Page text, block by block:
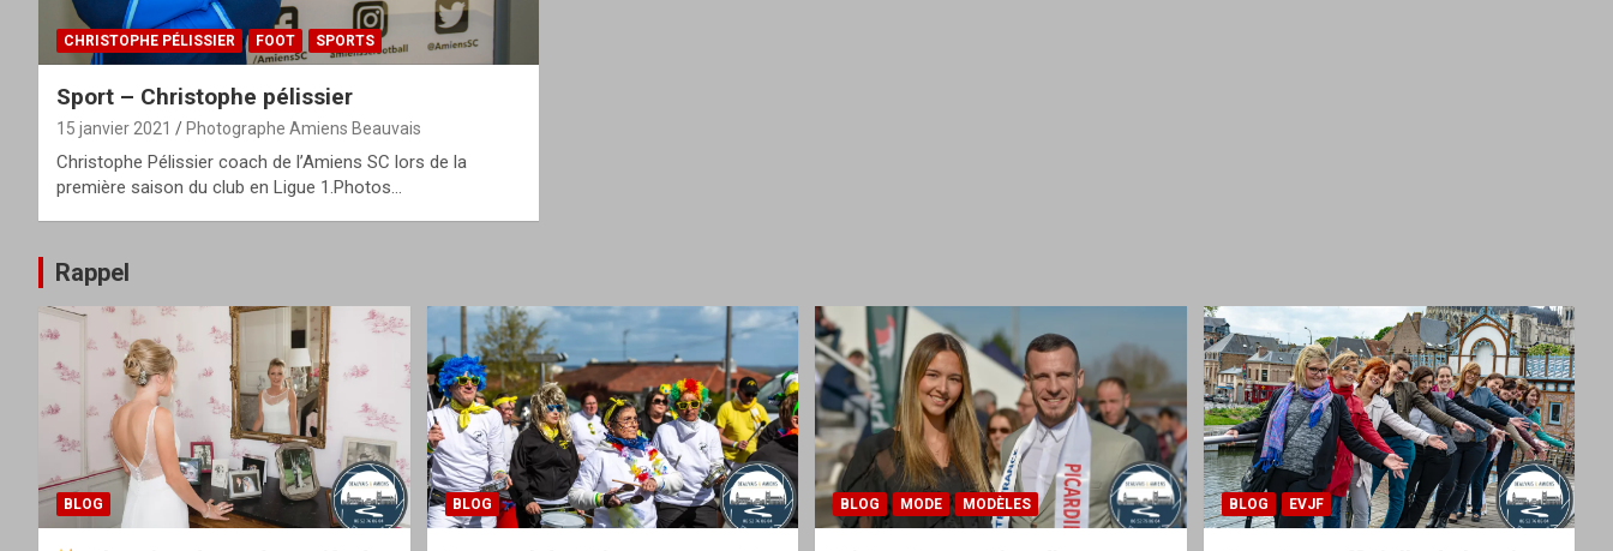
CHRISTOPHE PÉLISSIER FOOT SPORTS
Sport – Christophe pélissier
15 janvier 2021 Photographe Amiens Beauvais
Christophe Pélissier coach de l’Amiens SC lors de la
première saison du club en Ligue 1.Photos…
Rappel
BLOG BLOG BLOG MODE MODÈLES BLOG EVJF